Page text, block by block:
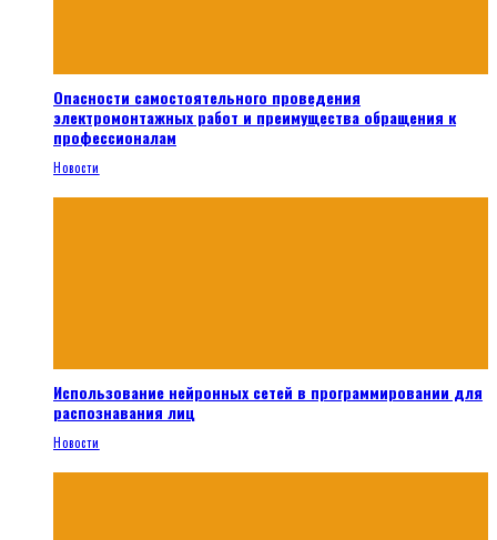
Опасности самостоятельного проведения
электромонтажных работ и преимущества обращения к
профессионалам
Новости
Использование нейронных сетей в программировании для
распознавания лиц
Новости